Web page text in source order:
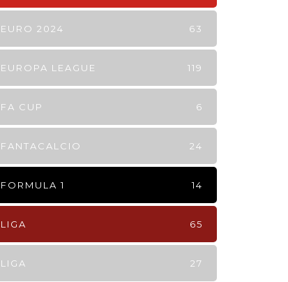
EURO 2024 63
EUROPA LEAGUE 119
FA CUP 6
FANTACALCIO 24
FORMULA 1 14
LIGA 65
LIGA 27